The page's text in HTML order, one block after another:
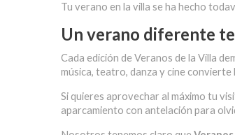
Tu verano en la villa se ha hecho
Un verano diferente
Cada edición de Veranos de la Villa
música, teatro, danza y cine
Si quieres aprovechar al máximo tu
aparcamiento con antelación para